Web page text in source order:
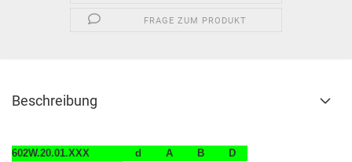
FRAGE ZUM PRODUKT
Beschreibung
602W.20.01.XXX d A B
D